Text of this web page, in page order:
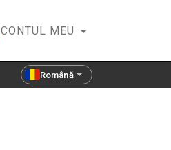
CONTUL MEU
Română